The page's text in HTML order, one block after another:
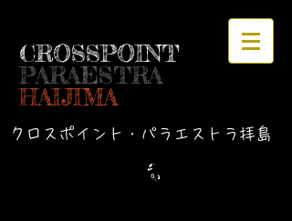
CROSSPOINT
PARAESTRA
HAIJIMA
クロスポイント・パラエストラ拝島